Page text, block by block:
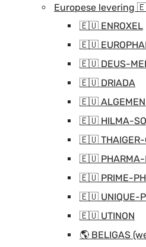
Europese levering
🇪🇺 ENROXEL
🇪🇺
🇪🇺 DEUS-
🇪🇺 DRIADA
🇪🇺
🇪🇺 HILMA-
🇪🇺 THAIGER-
🇪🇺 PHARMA-
🇪🇺 PRIME-
🇪🇺 UNIQUE-
🇪🇺 UTINON
🌎 BELIGAS